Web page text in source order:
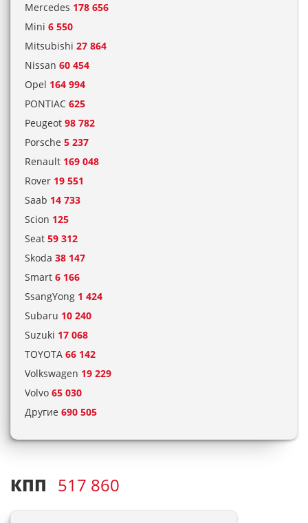
Mercedes 178 656
Mini 6 550
Mitsubishi 27 864
Nissan 60 454
Opel 164 994
PONTIAC 625
Peugeot 98 782
Porsche 5 237
Renault 169 048
Rover 19 551
Saab 14 733
Scion 125
Seat 59 312
Skoda 38 147
Smart 6 166
SsangYong 1 424
Subaru 10 240
Suzuki 17 068
TOYOTA 66 142
Volkswagen 19 229
Volvo 65 030
Другие 690 505
КПП 517 860